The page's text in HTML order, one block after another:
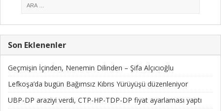
Son Eklenenler
Geçmişin İçinden, Nenemin Dilinden – Şifa Alçıcıoğlu
Lefkoşa’da bugün Bağımsız Kıbrıs Yürüyüşü düzenleniyor
UBP-DP araziyi verdi, CTP-HP-TDP-DP fiyat ayarlaması yaptı